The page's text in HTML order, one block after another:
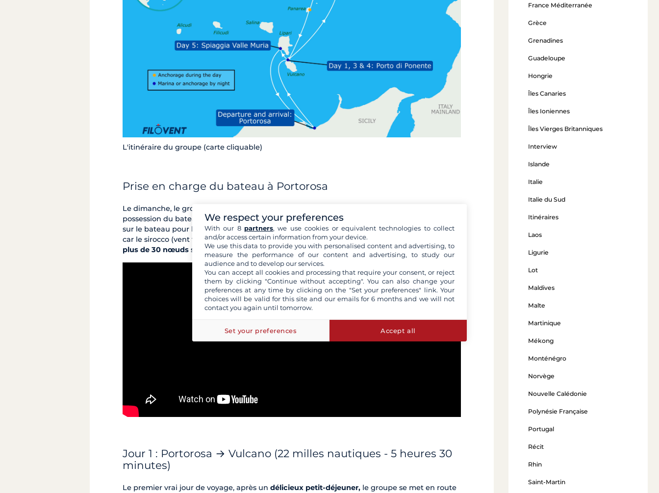
L'itinéraire du groupe (carte cliquable)
Prise en charge du bateau à Portorosa
Le dimanche, le groupe s'est retrouvé vers 16 heures à
possession du bateau après une prise en main sans encombre et font le plein de provisions
sur le bateau pour les jours à venir. Il n'est pas encore question de lever l'ancre aujourd'hui,
car le sirocco (vent très fréquent dans cette région au printemps) souffle à ce moment-là à
plus de 30 nœuds sur la mer Tyrrhénienne.
Jour 1 : Portorosa → Vulcano (22 milles nautiques - 5 heures 30
minutes)
Le premier vrai jour de voyage, après un délicieux petit-déjeuner, le groupe se met en route
France Méditerranée
Grèce
Grenadines
Guadeloupe
Hongrie
Îles Canaries
Îles Ioniennes
Îles Vierges Britanniques
Interview
Islande
Italie
Italie du Sud
Itinéraires
Laos
Ligurie
Lot
Maldives
Malte
Martinique
Mékong
Monténégro
Norvège
Nouvelle Calédonie
Polynésie Française
Portugal
Récit
Rhin
Saint-Martin
We respect your preferences
With our 8 partners, we use cookies or equivalent technologies to collect
and/or access certain information from your device.
We use this data to provide you with personalised content and advertising, to
measure the performance of our content and advertising, to study our
audience and to develop our services.
You can accept all cookies and processing that require your consent, or reject
them by clicking "Continue without accepting". You can also change your
preferences at any time by clicking on the "Set your preferences" link. Your
choices will be valid for this site and our emails for 6 months and we will not
contact you again until tomorrow.
Set your preferences Accept all